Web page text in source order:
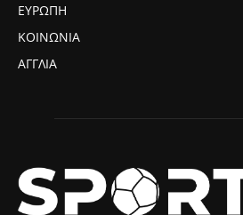
ΕΥΡΩΠΗ
ΚΟΙΝΩΝΙΑ
ΑΓΓΛΙΑ